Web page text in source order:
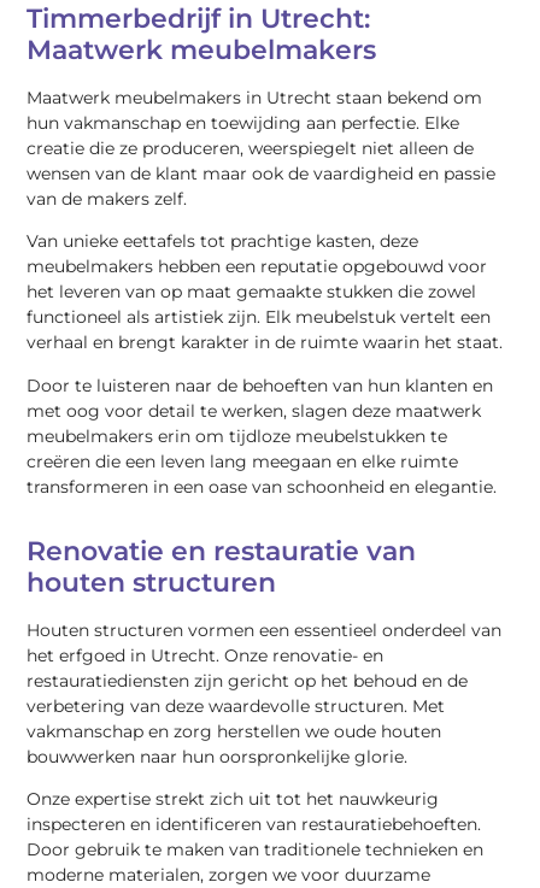
Timmerbedrijf in Utrecht:
Maatwerk meubelmakers
Maatwerk meubelmakers in Utrecht staan bekend om
hun vakmanschap en toewijding aan perfectie. Elke
creatie die ze produceren, weerspiegelt niet alleen de
wensen van de klant maar ook de vaardigheid en passie
van de makers zelf.
Van unieke eettafels tot prachtige kasten, deze
meubelmakers hebben een reputatie opgebouwd voor
het leveren van op maat gemaakte stukken die zowel
functioneel als artistiek zijn. Elk meubelstuk vertelt een
verhaal en brengt karakter in de ruimte waarin het staat.
Door te luisteren naar de behoeften van hun klanten en
met oog voor detail te werken, slagen deze maatwerk
meubelmakers erin om tijdloze meubelstukken te
creëren die een leven lang meegaan en elke ruimte
transformeren in een oase van schoonheid en elegantie.
Renovatie en restauratie van
houten structuren
Houten structuren vormen een essentieel onderdeel van
het erfgoed in Utrecht. Onze renovatie- en
restauratiediensten zijn gericht op het behoud en de
verbetering van deze waardevolle structuren. Met
vakmanschap en zorg herstellen we oude houten
bouwwerken naar hun oorspronkelijke glorie.
Onze expertise strekt zich uit tot het nauwkeurig
inspecteren en identificeren van restauratiebehoeften.
Door gebruik te maken van traditionele technieken en
moderne materialen, zorgen we voor duurzame